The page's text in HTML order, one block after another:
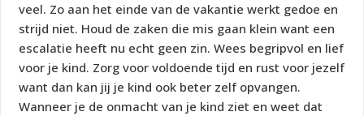
veel. Zo aan het einde van de vakantie werkt gedoe en
strijd niet. Houd de zaken die mis gaan klein want een
escalatie heeft nu echt geen zin. Wees begripvol en lief
voor je kind. Zorg voor voldoende tijd en rust voor jezelf
want dan kan jij je kind ook beter zelf opvangen.
Wanneer je de onmacht van je kind ziet en weet dat